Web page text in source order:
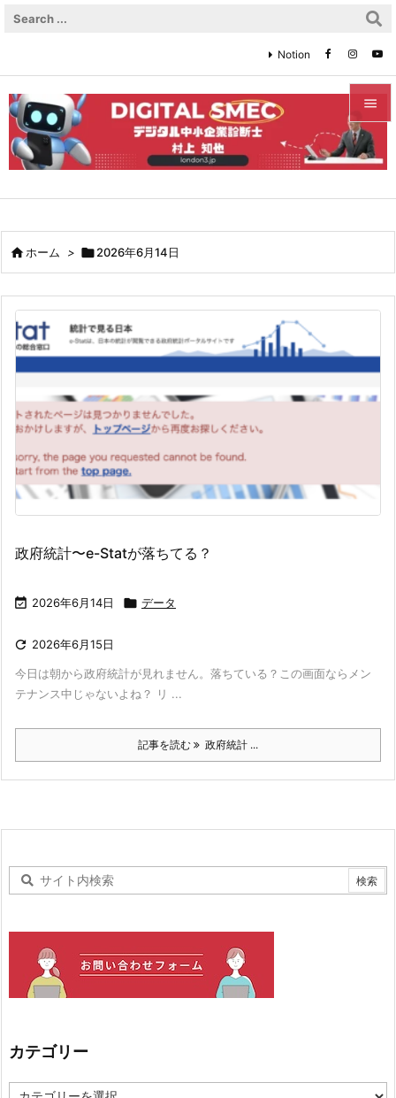


メニュ


次へ
Notion
ホーム > 2026年6月14日
政府統計〜e-Statが落ちてる？
 2026年6月14日  データ
 2026年6月15日
今日は朝から政府統計が見れません。落ちている？この画面ならメン
テナンス中じゃないよね？ リ ...
記事を読む 政府統計 ...
カテゴリー